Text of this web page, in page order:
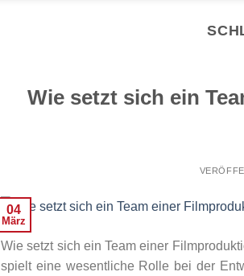
Wie setzt sich ein
04
März
Wie setzt sich ein Team einer
spielt eine wesentliche Rolle bei der